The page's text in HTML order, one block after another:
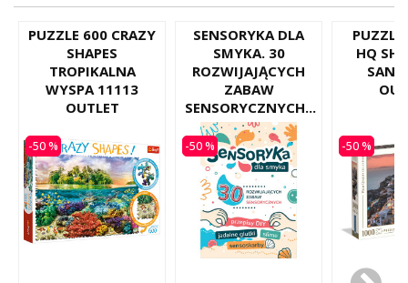
PUZZLE 600 CRAZY
SHAPES
TROPIKALNA
WYSPA 11113
OUTLET
-50 %
SENSORYKA DLA
SMYKA. 30
ROZWIJAJĄCYCH
ZABAW
SENSORYCZNYCH...
-50 %
HQ
-50 %